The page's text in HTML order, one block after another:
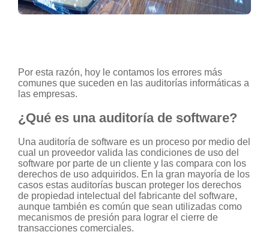
Por esta razón, hoy le contamos los errores más
comunes que suceden en las auditorías informáticas a
las empresas.
¿Qué es una auditoría de software?
Una auditoría de software es un proceso por medio del
cual un proveedor valida las condiciones de uso del
software por parte de un cliente y las compara con los
derechos de uso adquiridos. En la gran mayoría de los
casos estas auditorías buscan proteger los derechos
de propiedad intelectual del fabricante del software,
aunque también es común que sean utilizadas como
mecanismos de presión para lograr el cierre de
transacciones comerciales.